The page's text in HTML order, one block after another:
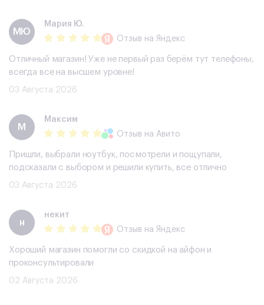
МЮ
Мария Ю.
Отзыв на Яндекс
Отличный магазин! Уже не первый раз берём тут телефоны,
всегда все на высшем уровне!
03 Августа 2026
М
Максим
Отзыв на Авито
Пришли, выбрали ноутбук, посмотрели и пощупали,
подсказали с выбором и решили купить, все отлично
03 Августа 2026
н
некит
Отзыв на Яндекс
Хороший магазин помогли со скидкой на айфон и
проконсультировали
02 Августа 2026